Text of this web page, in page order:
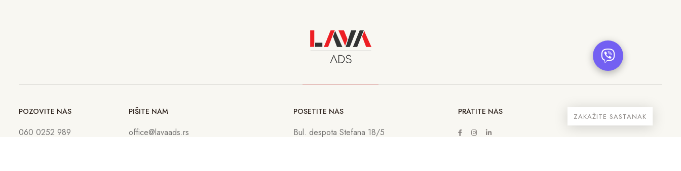
POZOVITE NAS
060 0252 989
PIŠITE NAM
office@lavaads.rs
POSETITE NAS
Bul. despota Stefana 18/5
PRATITE NAS
ZAKAŽITE SASTANAK